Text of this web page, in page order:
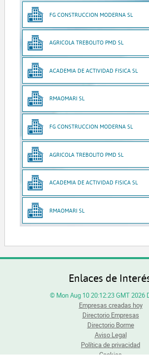
FG CONSTRUCCION MODERNA SL
AGRICOLA TREBOLITO PMD SL
ACADEMIA DE ACTIVIDAD FISICA SL
RMAOMARI SL
FG CONSTRUCCION MODERNA SL
AGRICOLA TREBOLITO PMD SL
ACADEMIA DE ACTIVIDAD FISICA SL
RMAOMARI SL
Enlaces de
© Mon Aug 10 20:12:23 GMT 2026
Empresas creadas hoy
Directorio Empresas
Directorio Borme
Aviso Legal
Política de privacidad
Cookies